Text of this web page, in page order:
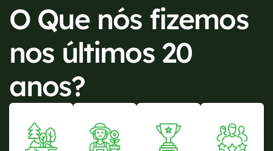
O Que nós fizemos
nos últimos 20
anos?